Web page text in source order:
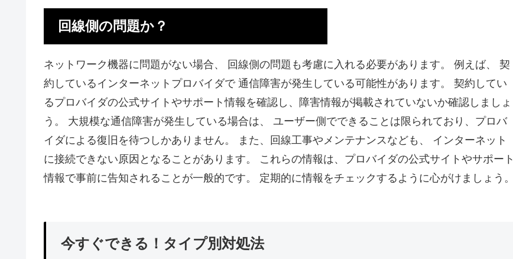
回線側の問題か？
ネットワーク機器に問題がない場合、 回線側の問題も考慮に入れる必要があります。 例えば、 契
約しているインターネットプロバイダで 通信障害が発生している可能性があります。 契約してい
るプロバイダの公式サイトやサポート情報を確認し、障害情報が掲載されていないか確認しましょ
う。 大規模な通信障害が発生している場合は、 ユーザー側でできることは限られており、プロバ
イダによる復旧を待つしかありません。 また、回線工事やメンテナンスなども、 インターネット
に接続できない原因となることがあります。 これらの情報は、プロバイダの公式サイトやサポート
情報で事前に告知されることが一般的です。 定期的に情報をチェックするように心がけましょう。
今すぐできる！タイプ別対処法